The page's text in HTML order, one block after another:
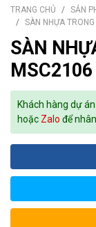
TRANG CHỦ SẢN
SÀN NHỰA
SÀN
MSC2106
Khách hàng dự
hoặc Zalo để